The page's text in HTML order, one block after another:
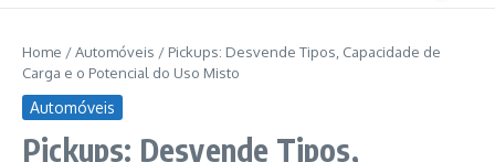
Home /Automóveis / Pickups: Desvende Tipos, Capacidade de
Carga e o Potencial do Uso Misto
Automóveis
Pickups: Desvende Tipos,